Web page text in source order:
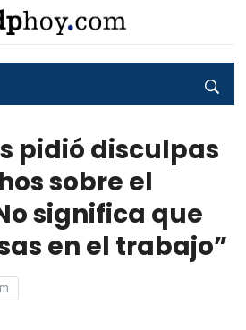
pidió disculpas
sobre el
significa que
en el trabajo”